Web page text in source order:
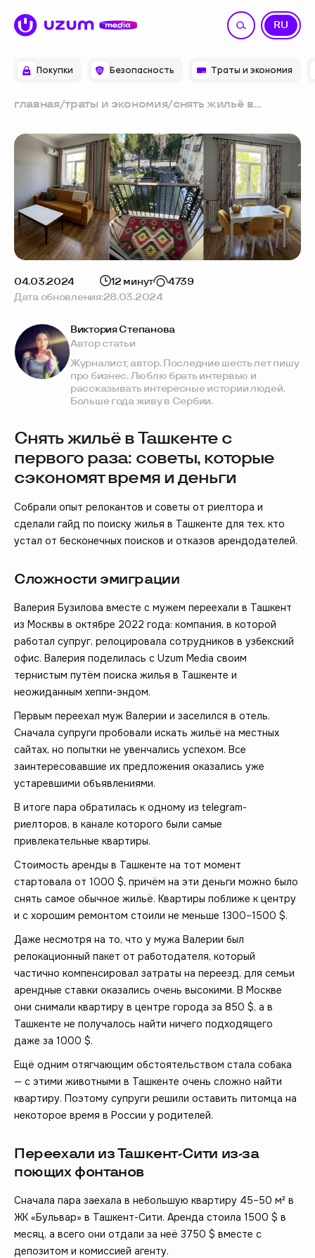
Покупки Безопасность Траты и экономия
RU
UZ
главная/траты и экономия/снять жильё в
раза: советы,
которые сэкономят
время и деньги
04.03.2024 12 минут
4739
Дата обновления:28.03.2024
Снять жильё в Ташкенте с
первого раза: советы, которые
сэкономят время и деньги
Собрали опыт релокантов и советы от риелтора и
сделали гайд по поиску жилья в Ташкенте для тех, кто
устал от бесконечных поисков и отказов арендодателей.
Сложности эмиграции
Валерия Бузилова вместе с мужем переехали в Ташкент
из Москвы в октябре 2022 года: компания, в которой
работал супруг, релоцировала сотрудников в узбекский
офис. Валерия поделилась с Uzum Media своим
тернистым путём поиска жилья в Ташкенте и
неожиданным хеппи-эндом.
Первым переехал муж Валерии и заселился в отель.
Сначала супруги пробовали искать жильё на местных
сайтах, но попытки не увенчались успехом. Все
заинтересовавшие их предложения оказались уже
устаревшими объявлениями.
В итоге пара обратилась к одному из telegram-
риелторов, в канале которого были самые
привлекательные квартиры.
Стоимость аренды в Ташкенте на тот момент
стартовала от 1000 $, причём на эти деньги можно было
снять самое обычное жильё. Квартиры поближе к центру
и с хорошим ремонтом стоили не меньше 1300–1500 $.
Даже несмотря на то, что у мужа Валерии был
релокационный пакет от работодателя, который
частично компенсировал затраты на переезд, для семьи
арендные ставки оказались очень высокими. В Москве
они снимали квартиру в центре города за 850 $, а в
Ташкенте не получалось найти ничего подходящего
даже за 1000 $.
Ещё одним отягчающим обстоятельством стала собака
— с этими животными в Ташкенте очень сложно найти
квартиру. Поэтому супруги решили оставить питомца на
некоторое время в России у родителей.
Переехали из Ташкент-Сити из-за
поющих фонтанов
Сначала пара заехала в небольшую квартиру 45–50 м² в
ЖК «Бульвар» в Ташкент-Сити. Аренда стоила 1500 $ в
месяц, а всего они отдали за неё 3750 $ вместе с
депозитом и комиссией агенту.
Виктория Степанова
Автор статьи
Журналист, автор. Последние шесть лет пишу
про бизнес. Люблю брать интервью и
рассказывать интересные истории людей.
Больше года живу в Сербии.